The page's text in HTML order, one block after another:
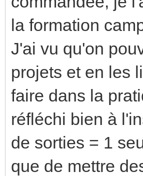
la formation
J'ai vu qu'on
projets et en les
faire dans la
réfléchi bien à
de sorties = 1
que de mettre